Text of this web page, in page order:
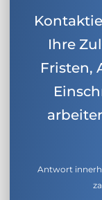
Ihre
Fristen,
Antwort